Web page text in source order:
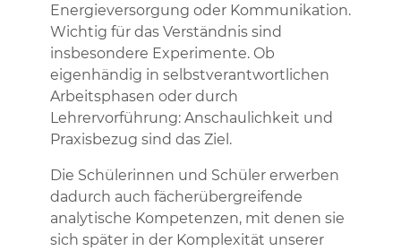
Energieversorgung oder Kommunikation.
Wichtig für das Verständnis sind
insbesondere Experimente. Ob
eigenhändig in selbstverantwortlichen
Arbeitsphasen oder durch
Lehrervorführung: Anschaulichkeit und
Praxisbezug sind das Ziel.
Die Schülerinnen und Schüler erwerben
dadurch auch fächerübergreifende
analytische Kompetenzen, mit denen sie
sich später in der Komplexität unserer